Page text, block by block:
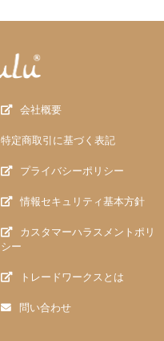
会社概要
特定商取引に基づく表記
プライバシーポリシー
情報セキュリティ基本方針
カスタマーハラスメントポリ
シー
トレードワークスとは
問い合わせ